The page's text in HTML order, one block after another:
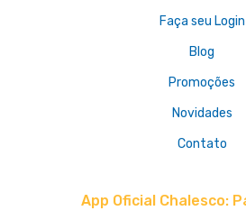
Faça seu Login
Blog
Promoções
Novidades
Contato
App Oficial Chalesco: